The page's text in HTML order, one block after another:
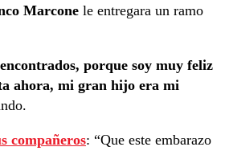
Marcone le entregara un ramo
porque soy muy feliz
ahora, mi gran hijo era mi
compañeros: “Que este embarazo